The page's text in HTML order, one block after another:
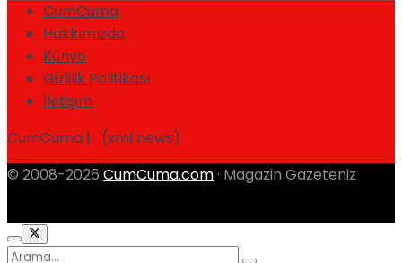
CumCuma
Hakkımızda
Künye
Gizlilik Politikası
İletişim
CumCuma | (xml news)
© 2008-2026 CumCuma.com · Magazin Gazeteniz